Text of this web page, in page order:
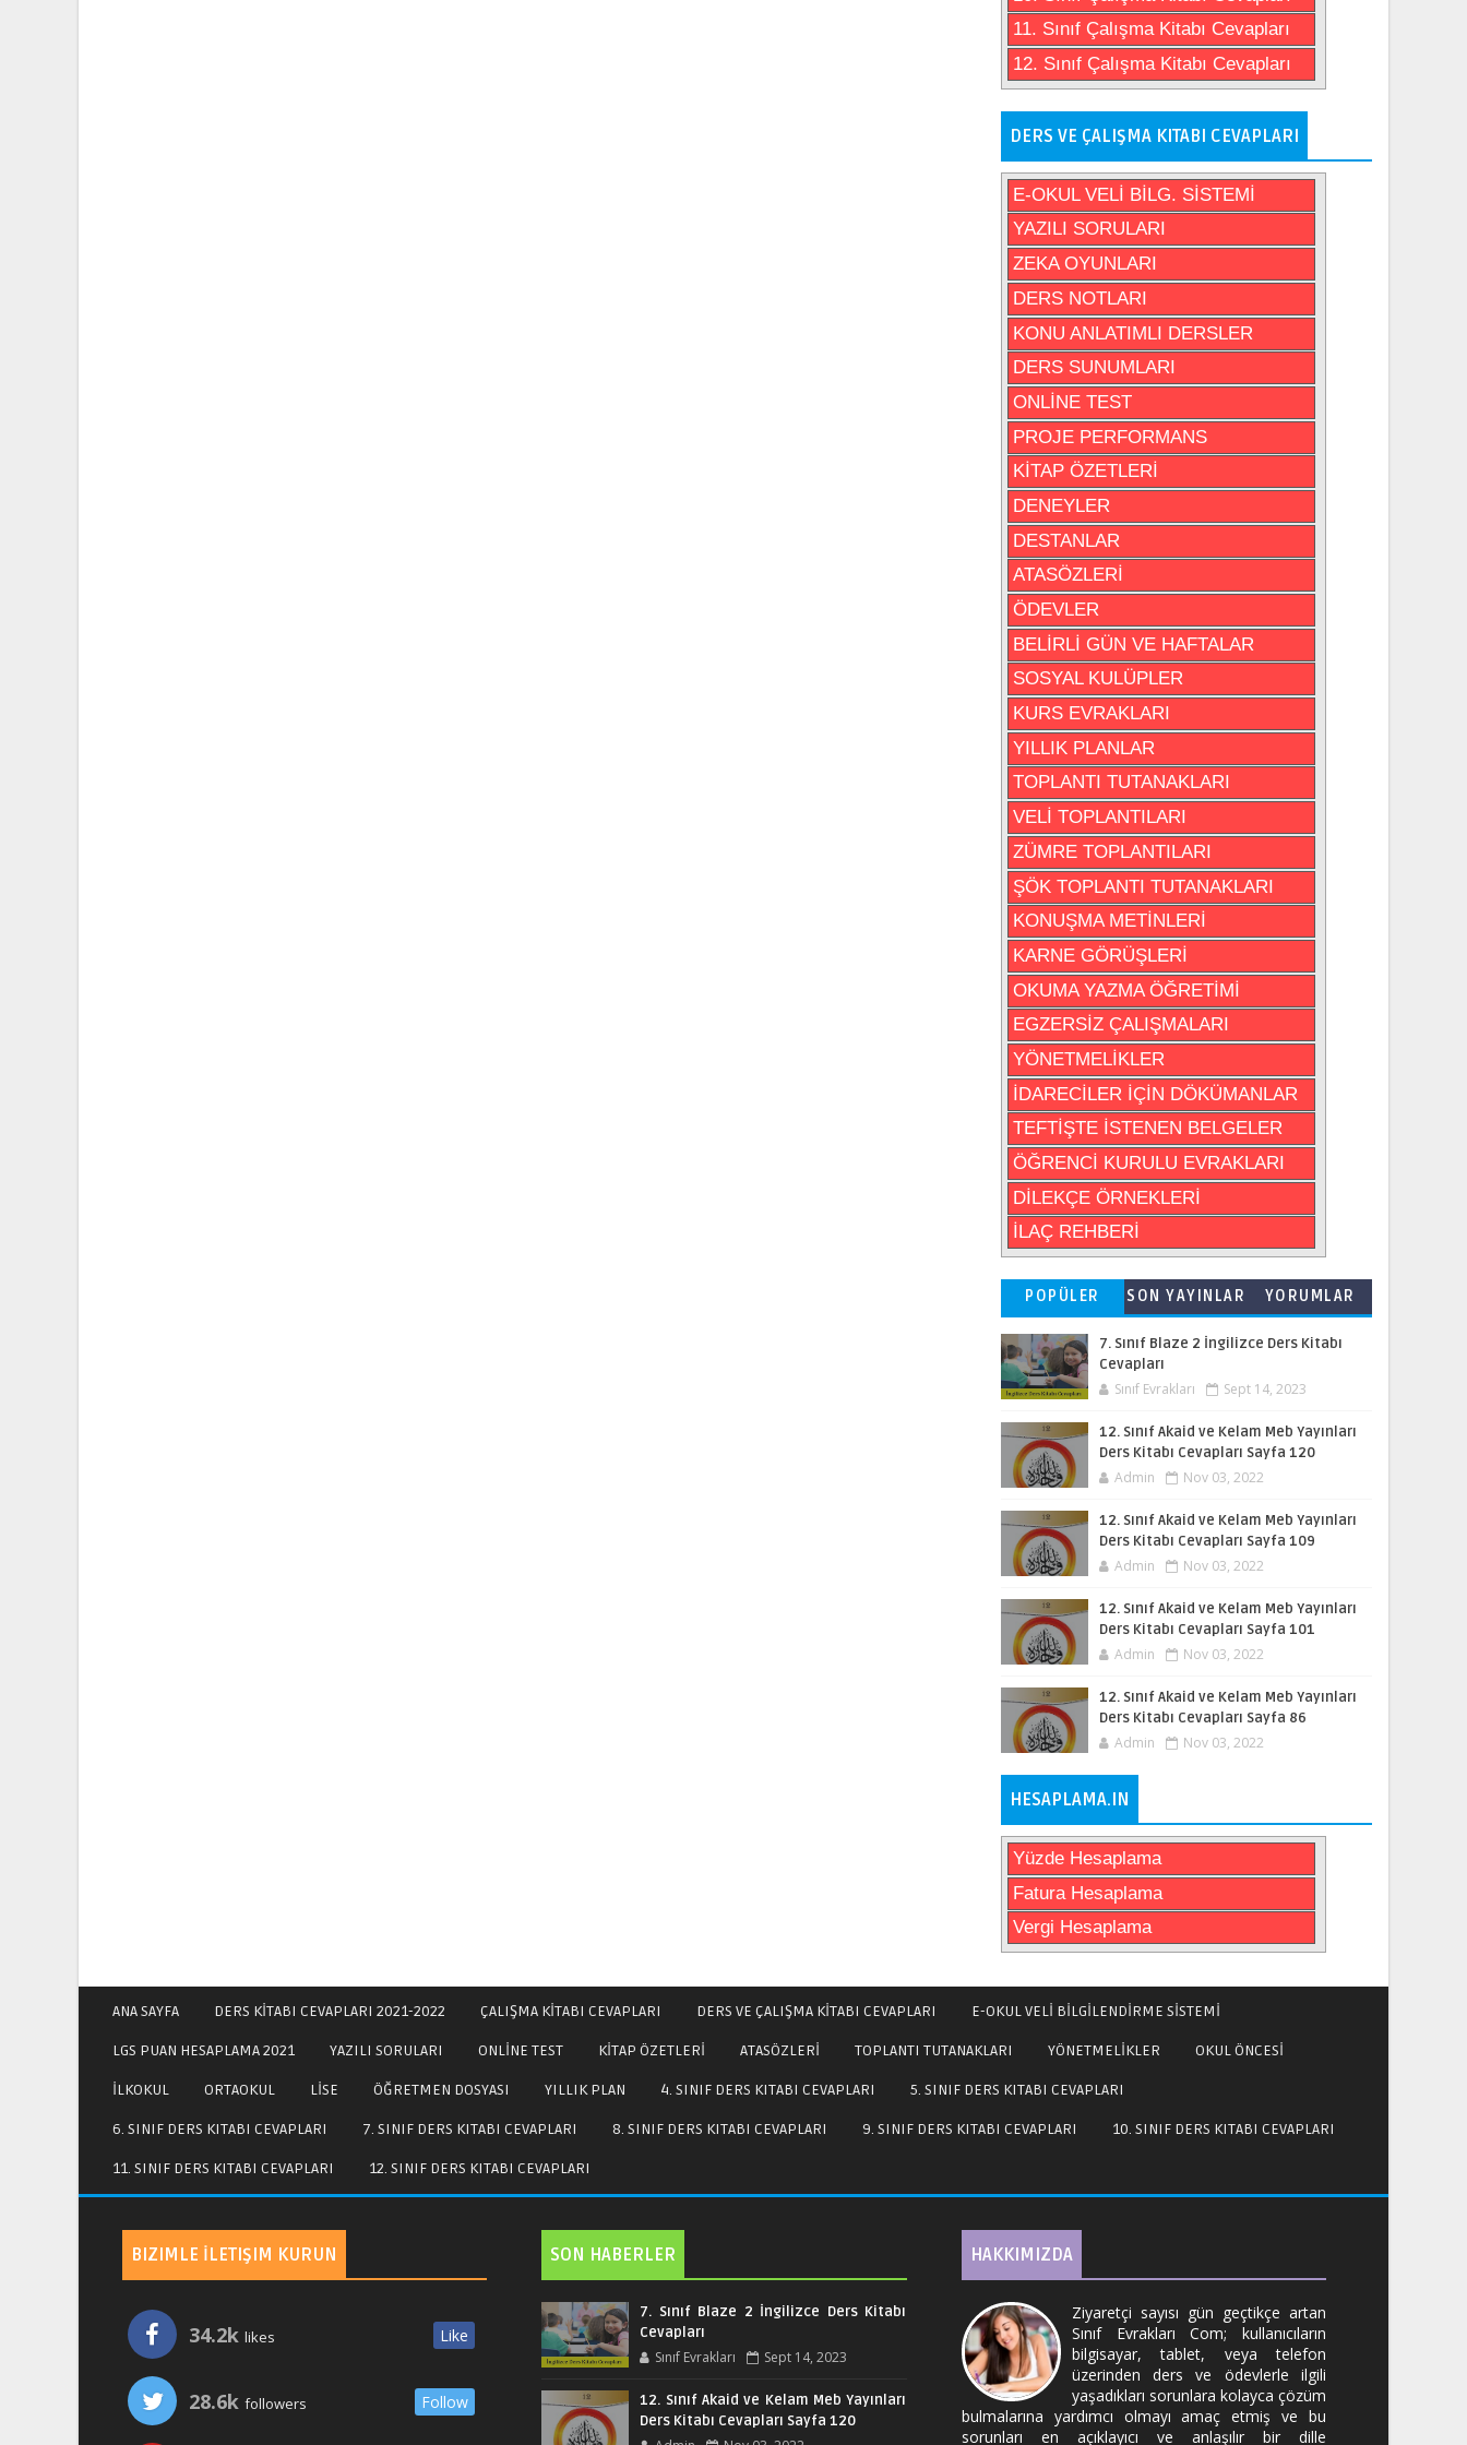
11. Sınıf Çalışma Kitabı Cevapları
12. Sınıf Çalışma Kitabı Cevapları
DERS VE ÇALIŞMA KITABI CEVAPLARI
E-OKUL VELİ BİLG. SİSTEMİ
YAZILI SORULARI
ZEKA OYUNLARI
DERS NOTLARI
KONU ANLATIMLI DERSLER
DERS SUNUMLARI
ONLİNE TEST
PROJE PERFORMANS
KİTAP ÖZETLERİ
DENEYLER
DESTANLAR
ATASÖZLERİ
ÖDEVLER
BELİRLİ GÜN VE HAFTALAR
SOSYAL KULÜPLER
KURS EVRAKLARI
YILLIK PLANLAR
TOPLANTI TUTANAKLARI
VELİ TOPLANTILARI
ZÜMRE TOPLANTILARI
ŞÖK TOPLANTI TUTANAKLARI
KONUŞMA METİNLERİ
KARNE GÖRÜŞLERİ
OKUMA YAZMA ÖĞRETİMİ
EGZERSİZ ÇALIŞMALARI
YÖNETMELİKLER
İDARECİLER İÇİN DÖKÜMANLAR
TEFTİŞTE İSTENEN BELGELER
ÖĞRENCİ KURULU EVRAKLARI
DİLEKÇE ÖRNEKLERİ
İLAÇ REHBERİ
POPÜLER SON YAYINLAR YORUMLAR
7. Sınıf Blaze 2 İngilizce Ders Kitabı
Cevapları
Sınıf Evrakları Sept 14, 2023
12. Sınıf Akaid ve Kelam Meb Yayınları
Ders Kitabı Cevapları Sayfa 120
Admin Nov 03, 2022
12. Sınıf Akaid ve Kelam Meb Yayınları
Ders Kitabı Cevapları Sayfa 109
Admin Nov 03, 2022
12. Sınıf Akaid ve Kelam Meb Yayınları
Ders Kitabı Cevapları Sayfa 101
Admin Nov 03, 2022
12. Sınıf Akaid ve Kelam Meb Yayınları
Ders Kitabı Cevapları Sayfa 86
Admin Nov 03, 2022
HESAPLAMA.IN
Yüzde Hesaplama
Fatura Hesaplama
Vergi Hesaplama
ANA SAYFA DERS KİTABI CEVAPLARI 2021-2022 ÇALIŞMA KİTABI CEVAPLARI DERS VE ÇALIŞMA KİTABI CEVAPLARI E-OKUL VELİ BİLGİLENDİRME SİSTEMİ
LGS PUAN HESAPLAMA 2021 YAZILI SORULARI ONLİNE TEST KİTAP ÖZETLERİ ATASÖZLERİ TOPLANTI TUTANAKLARI YÖNETMELİKLER OKUL ÖNCESİ
İLKOKUL ORTAOKUL LİSE ÖĞRETMEN DOSYASI YILLIK PLAN 4. SINIF DERS KITABI CEVAPLARI 5. SINIF DERS KITABI CEVAPLARI
6. SINIF DERS KITABI CEVAPLARI 7. SINIF DERS KITABI CEVAPLARI 8. SINIF DERS KITABI CEVAPLARI 9. SINIF DERS KITABI CEVAPLARI 10. SINIF DERS KITABI CEVAPLARI
11. SINIF DERS KITABI CEVAPLARI 12. SINIF DERS KITABI CEVAPLARI
BIZIMLE İLETIŞIM KURUN
34.2k likes Like
28.6k followers Follow
SON HABERLER
7. Sınıf Blaze 2 İngilizce Ders Kitabı
Cevapları
Sınıf Evrakları Sept 14, 2023
12. Sınıf Akaid ve Kelam Meb Yayınları
Ders Kitabı Cevapları Sayfa 120
HAKKIMIZDA
Ziyaretçi sayısı gün geçtikçe artan
Sınıf Evrakları Com; kullanıcıların
bilgisayar, tablet, veya telefon
üzerinden ders ve ödevlerle ilgili
yaşadıkları sorunlara kolayca çözüm
bulmalarına yardımcı olmayı amaç etmiş ve bu
sorunları en açıklayıcı ve anlaşılır bir dille